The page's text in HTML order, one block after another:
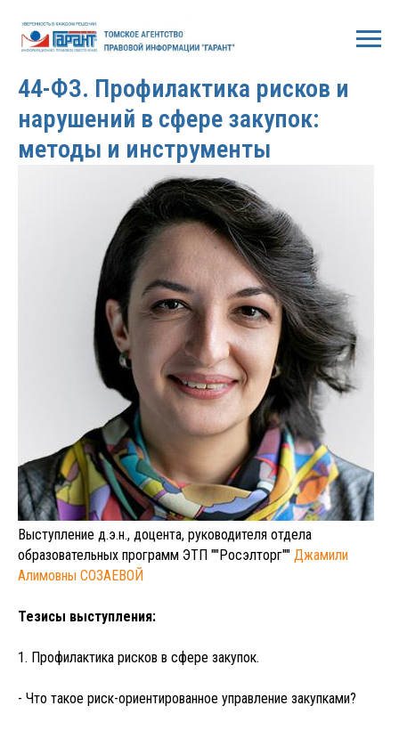
44-ФЗ. Профилактика рисков и
нарушений в сфере закупок:
методы и инструменты
Выступление д.э.н., доцента, руководителя отдела
образовательных программ ЭТП ""Росэлторг"" Джамили
Алимовны СОЗАЕВОЙ
Тезисы выступления:
1. Профилактика рисков в сфере закупок.
- Что такое риск-ориентированное управление закупками?